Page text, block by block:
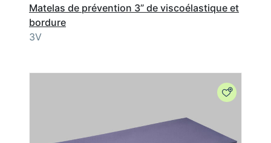
Matelas de prévention 3” de viscoélastique et
bordure
3V